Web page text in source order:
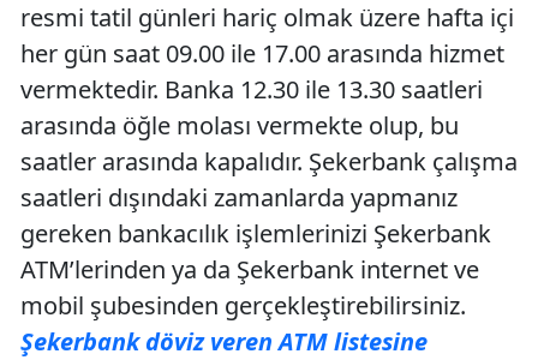
resmi tatil günleri hariç olmak üzere hafta içi
her gün saat 09.00 ile 17.00 arasında hizmet
vermektedir. Banka 12.30 ile 13.30 saatleri
arasında öğle molası vermekte olup, bu
saatler arasında kapalıdır. Şekerbank çalışma
saatleri dışındaki zamanlarda yapmanız
gereken bankacılık işlemlerinizi Şekerbank
ATM’lerinden ya da Şekerbank internet ve
mobil şubesinden gerçekleştirebilirsiniz.
Şekerbank döviz veren ATM listesine